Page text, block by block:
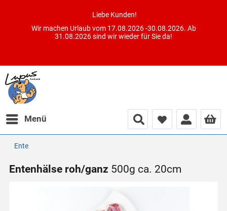
Liebe Kunden!
Wir machen Urlaub vom 17.08.2026 -30.08.2026. Ab
31.08.2026 sind wir wieder für Sie da!
Menü
Ente
Entenhälse roh/ganz 500g ca. 20cm